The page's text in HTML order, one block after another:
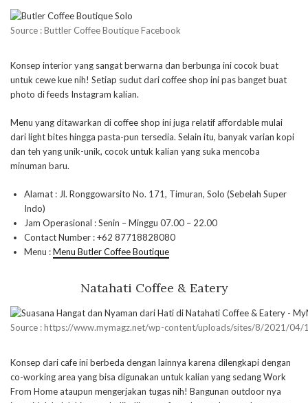
Source : Buttler Coffee Boutique Facebook
Konsep interior yang sangat berwarna dan berbunga ini cocok buat
untuk cewe kue nih! Setiap sudut dari coffee shop ini pas banget buat
photo di feeds Instagram kalian.
Menu yang ditawarkan di coffee shop ini juga relatif affordable mulai
dari light bites hingga pasta-pun tersedia. Selain itu, banyak varian kopi
dan teh yang unik-unik, cocok untuk kalian yang suka mencoba
minuman baru.
Alamat : Jl. Ronggowarsito No. 171, Timuran, Solo (Sebelah Super
Indo)
Jam Operasional : Senin – Minggu 07.00 – 22.00
Contact Number : +62 87718828080
Menu :Menu Butler Coffee Boutique
Natahati Coffee & Eatery
Source : https://www.mymagz.net/wp-content/uploads/sites/8/2021/
Konsep dari cafe ini berbeda dengan lainnya karena dilengkapi dengan
co-working area yang bisa digunakan untuk kalian yang sedang Work
From Home ataupun mengerjakan tugas nih! Bangunan outdoor nya